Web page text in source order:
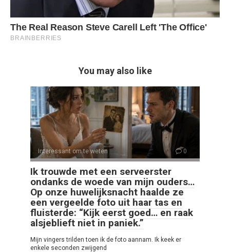
You may also like
Interessant om te weten 0
Ik trouwde met een serveerster
ondanks de woede van mijn ouders…
Op onze huwelijksnacht haalde ze
een vergeelde foto uit haar tas en
fluisterde: “Kijk eerst goed… en raak
alsjeblieft niet in paniek.”
Mijn vingers trilden toen ik de foto aannam. Ik keek er
enkele seconden zwijgend